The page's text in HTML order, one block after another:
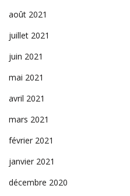
août 2021
juillet 2021
juin 2021
mai 2021
avril 2021
mars 2021
février 2021
janvier 2021
décembre 2020